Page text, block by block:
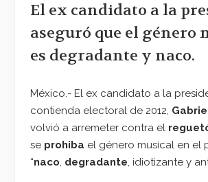
El ex candidato a la
aseguró que el género
es degradante y naco.
México.- El ex candidato a la
contienda electoral de 2012,
volvió a arremeter contra el
se prohiba el género musical en el
“naco, degradante, idiotizante y